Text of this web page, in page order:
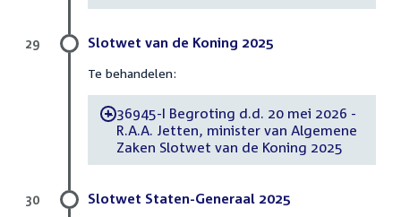
Slotwet van de Koning 2025
Te behandelen:
-36945-I Begroting d.d. 20 mei 2026 -
R.A.A. Jetten, minister van Algemene
Zaken Slotwet van de Koning 2025
29
Slotwet Staten-Generaal 2025
30